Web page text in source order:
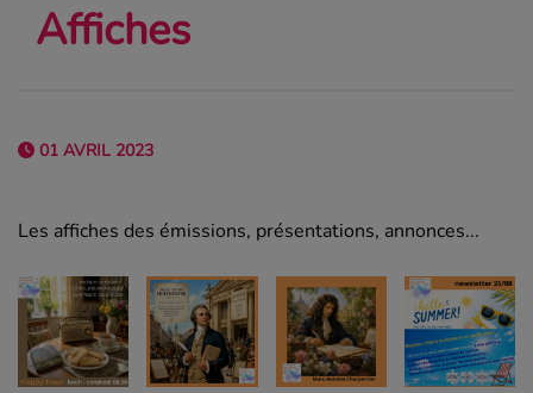
Affiches
01 AVRIL 2023
Les affiches des émissions, présentations, annonces...